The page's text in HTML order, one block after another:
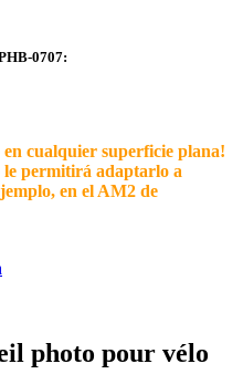
0707:
en cualquier superficie plana!
le permitirá adaptarlo a
en el AM2 de
photo pour vélo